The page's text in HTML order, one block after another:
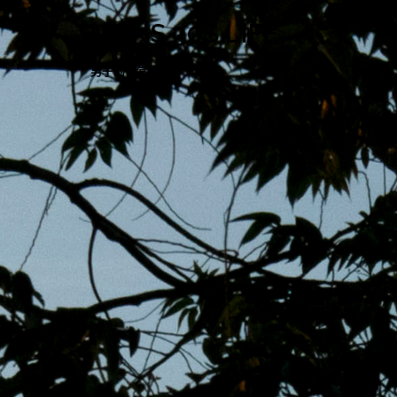
跳
至
主
內
MENS 30S LIFE
男子的日常生活